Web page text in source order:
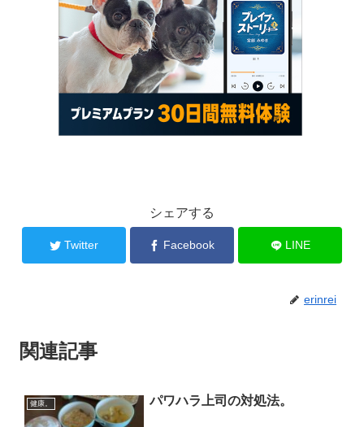
シェアする
Twitter Facebook LINE
erinrei
関連記事
健康。 パワハラ上司の対処法。